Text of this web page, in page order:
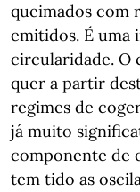
queimados com
emitidos. É uma
circularidade. O
quer a partir
regimes de
já muito
componente de
tem tido as